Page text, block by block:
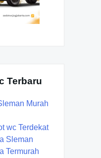
Terbaru
Murah
wc Terdekat
Sleman
Termurah